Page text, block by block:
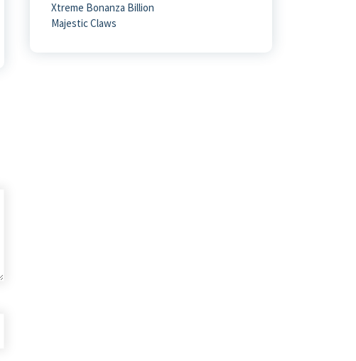
Xtreme Bonanza Billion
Majestic Claws